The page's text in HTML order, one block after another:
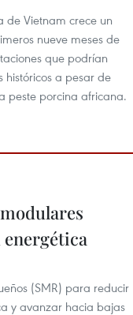
de Vietnam crece un
nueve meses de
que podrían
históricos a pesar de
peste porcina africana.
(SMR) para reducir
y avanzar hacia bajas